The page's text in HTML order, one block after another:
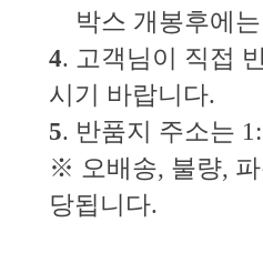
박스 개봉후에는
4. 고객님이 직접
시기 바랍니다.
5. 반품지 주소는
※ 오배송, 불량,
당됩니다.